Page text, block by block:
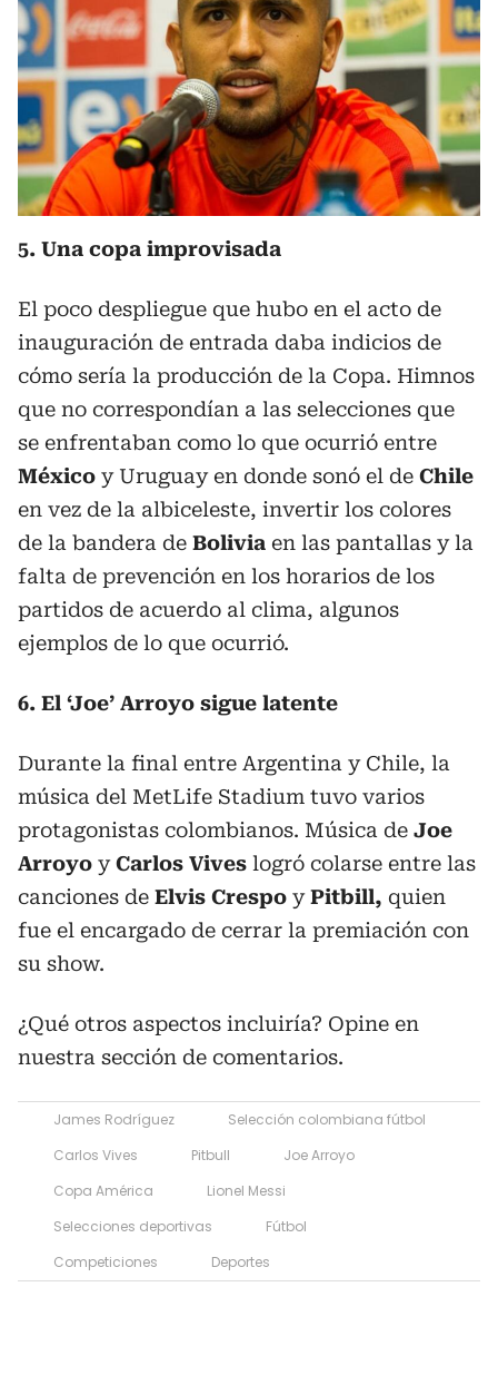
5. Una copa improvisada
El poco despliegue que hubo en el acto de
inauguración de entrada daba indicios de
cómo sería la producción de la Copa. Himnos
que no correspondían a las selecciones que
se enfrentaban como lo que ocurrió entre
México y Uruguay en donde sonó el de Chile
en vez de la albiceleste, invertir los colores
de la bandera de Bolivia en las pantallas y la
falta de prevención en los horarios de los
partidos de acuerdo al clima, algunos
ejemplos de lo que ocurrió.
6. El ‘Joe’ Arroyo sigue latente
Durante la final entre Argentina y Chile, la
música del MetLife Stadium tuvo varios
protagonistas colombianos. Música de Joe
Arroyo yCarlos Vives logró colarse entre las
canciones de Elvis Crespo yPitbill, quien
fue el encargado de cerrar la premiación con
su show.
¿Qué otros aspectos incluiría? Opine en
nuestra sección de comentarios.
James Rodríguez
Selección colombiana fútbol
Carlos Vives
Pitbull
Joe Arroyo
Copa América
Lionel Messi
Selecciones deportivas
Fútbol
Competiciones
Deportes